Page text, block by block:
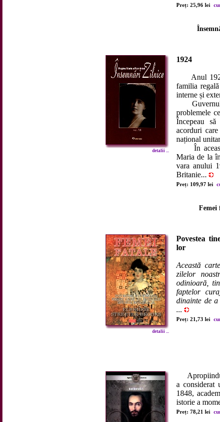
Preț: 25,96 lei
detalii ...
1924
Anul 1924
familia
interne și
Guvernul
problemele
Începeau
acorduri
național
În această
Maria de la
vara anului
Britanie...
Preț: 109,97 lei
Femei
detalii ...
Povestea
lor
Această
zilelor
odinioară,
faptelor
dinainte de
...
Preț: 21,73 lei
a considerat
1848,
istorie a
Preț: 78,21 lei